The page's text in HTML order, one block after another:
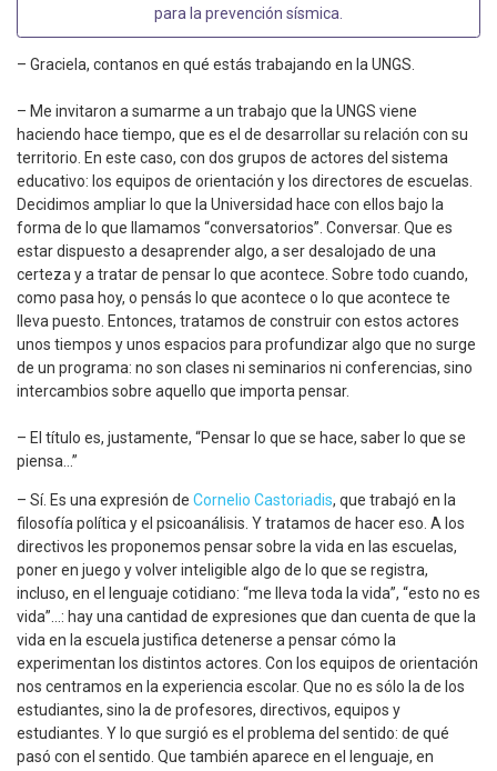
para la prevención sísmica
– Graciela, contanos en qué estás trabajando en la UNGS.
– Me invitaron a sumarme a un trabajo que la UNGS viene
haciendo hace tiempo, que es el de desarrollar su relación con su
territorio. En este caso, con dos grupos de actores del sistema
educativo: los equipos de orientación y los directores de escuelas.
Decidimos ampliar lo que la Universidad hace con ellos bajo la
forma de lo que llamamos “conversatorios”. Conversar. Que es
estar dispuesto a desaprender algo, a ser desalojado de una
certeza y a tratar de pensar lo que acontece. Sobre todo cuando,
como pasa hoy, o pensás lo que acontece o lo que acontece te
lleva puesto. Entonces, tratamos de construir con estos actores
unos tiempos y unos espacios para profundizar algo que no surge
de un programa: no son clases ni seminarios ni conferencias, sino
intercambios sobre aquello que importa pensar.
– El título es, justamente, “Pensar lo que se hace, saber lo que se
piensa…”
– Sí. Es una expresión de Cornelio Castoriadis, que trabajó en la
filosofía política y el psicoanálisis. Y tratamos de hacer eso. A los
directivos les proponemos pensar sobre la vida en las escuelas,
poner en juego y volver inteligible algo de lo que se registra,
incluso, en el lenguaje cotidiano: “me lleva toda la vida”, “esto no es
vida”…: hay una cantidad de expresiones que dan cuenta de que la
vida en la escuela justifica detenerse a pensar cómo la
experimentan los distintos actores. Con los equipos de orientación
nos centramos en la experiencia escolar. Que no es sólo la de los
estudiantes, sino la de profesores, directivos, equipos y
estudiantes. Y lo que surgió es el problema del sentido: de qué
pasó con el sentido. Que también aparece en el lenguaje, en